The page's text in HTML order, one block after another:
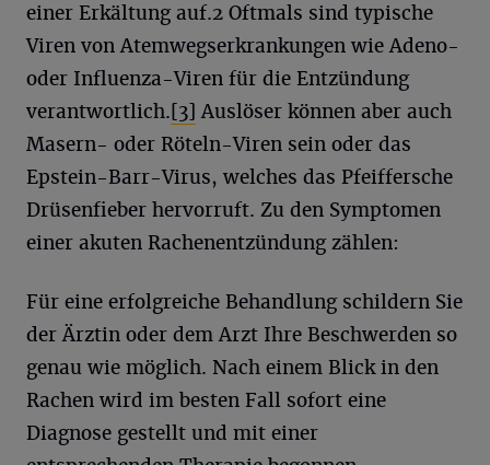
einer Erkältung auf.2 Oftmals sind typische
Viren von Atemwegserkrankungen wie Adeno-
oder Influenza-Viren für die Entzündung
verantwortlich.[3] Auslöser können aber auch
Masern- oder Röteln-Viren sein oder das
Epstein-Barr-Virus, welches das Pfeiffersche
Drüsenfieber hervorruft. Zu den Symptomen
einer akuten Rachenentzündung zählen:
Für eine erfolgreiche Behandlung schildern Sie
der Ärztin oder dem Arzt Ihre Beschwerden so
genau wie möglich. Nach einem Blick in den
Rachen wird im besten Fall sofort eine
Diagnose gestellt und mit einer